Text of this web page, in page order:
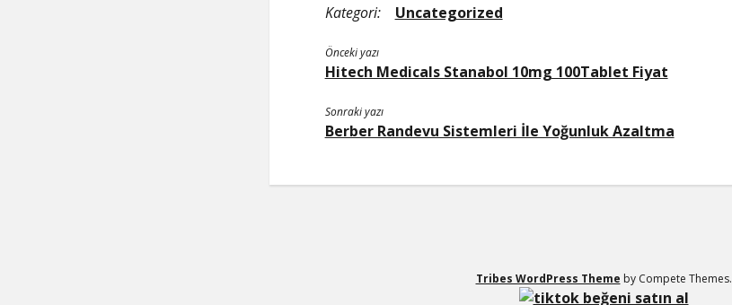
Kategori: Uncategorized
Önceki yazı
Hitech Medicals Stanabol 10mg 100Tablet Fiyat
Sonraki yazı
Berber Randevu Sistemleri İle Yoğunluk Azaltma
Tribes WordPress Theme by Compete Themes.